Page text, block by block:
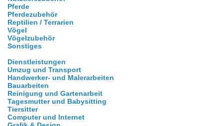
Pferde
Pferdezubehör
Reptilien / Terrarien
Vögel
Vögelzubehör
Sonstiges
Dienstleistungen
Umzug und Transport
Handwerker- und Malerarbeiten
Bauarbeiten
Reinigung und Gartenarbeit
Tagesmutter und Babysitting
Tiersitter
Computer und Internet